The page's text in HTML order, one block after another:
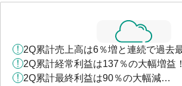
2Q累計売上高は6％増と連続で過去
2Q累計経常利益は137％の大幅増益！
2Q累計最終利益は90％の大幅減…